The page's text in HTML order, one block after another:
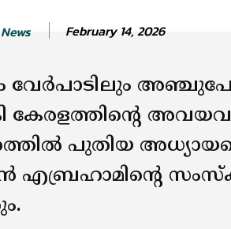
February 14, 2026
വേർപാടിലും
കേരളത്തിന്റെ
പുതിയ
എബ്രഹാമിന്റെ